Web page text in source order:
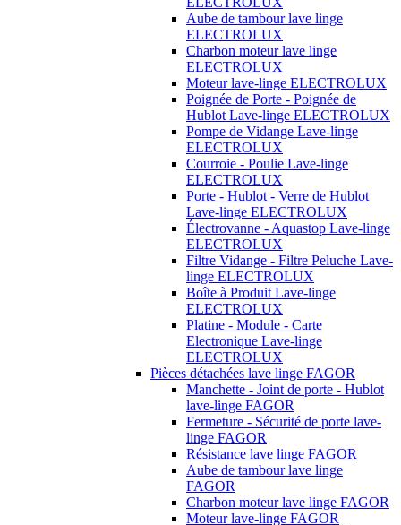
Aube de tambour lave linge
ELECTROLUX
Charbon moteur lave linge
ELECTROLUX
Moteur lave-linge ELECTROLUX
Poignée de Porte - Poignée de
Hublot Lave-linge ELECTROLUX
Pompe de Vidange Lave-linge
ELECTROLUX
Courroie - Poulie Lave-linge
ELECTROLUX
Porte - Hublot - Verre de Hublot
Lave-linge ELECTROLUX
Électrovanne - Aquastop Lave-linge
ELECTROLUX
Filtre Vidange - Filtre Peluche Lave-
linge ELECTROLUX
Boîte à Produit Lave-linge
ELECTROLUX
Platine - Module - Carte
Electronique Lave-linge
ELECTROLUX
Pièces détachées lave linge FAGOR
Manchette - Joint de porte - Hublot
lave-linge FAGOR
Fermeture - Sécurité de porte lave-
linge FAGOR
Résistance lave linge FAGOR
Aube de tambour lave linge
FAGOR
Charbon moteur lave linge FAGOR
Moteur lave-linge FAGOR